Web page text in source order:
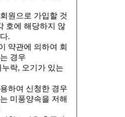
원으로 가입할 것
호에 해당하지 않
.
약관에 의하여 회
경우
락, 오기가 있는
하여 신청한 경우
미풍양속을 저해